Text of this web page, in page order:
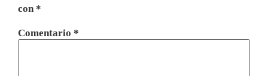
con*
Comentario *